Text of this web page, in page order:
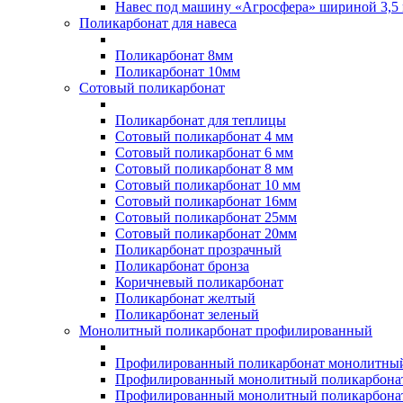
Навес под машину «Агросфера» шириной 3,5
Поликарбонат для навеса
Поликарбонат 8мм
Поликарбонат 10мм
Сотовый поликарбонат
Поликарбонат для теплицы
Сотовый поликарбонат 4 мм
Сотовый поликарбонат 6 мм
Сотовый поликарбонат 8 мм
Сотовый поликарбонат 10 мм
Сотовый поликарбонат 16мм
Сотовый поликарбонат 25мм
Сотовый поликарбонат 20мм
Поликарбонат прозрачный
Поликарбонат бронза
Коричневый поликарбонат
Поликарбонат желтый
Поликарбонат зеленый
Монолитный поликарбонат профилированный
Профилированный поликарбонат
Профилированный монолитный
Профилированный монолитный